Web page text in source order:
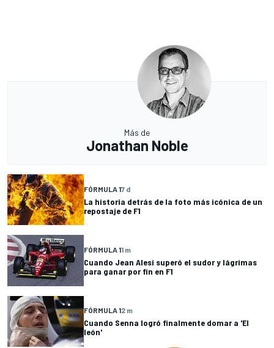
Más de
Jonathan Noble
FÓRMULA 17 d
La historia detrás de la foto más icónica de un
repostaje de F1
FÓRMULA 11 m
Cuando Jean Alesi superó el sudor y lágrimas
para ganar por fin en F1
FÓRMULA 12 m
Cuando Senna logró finalmente domar a 'El
león'